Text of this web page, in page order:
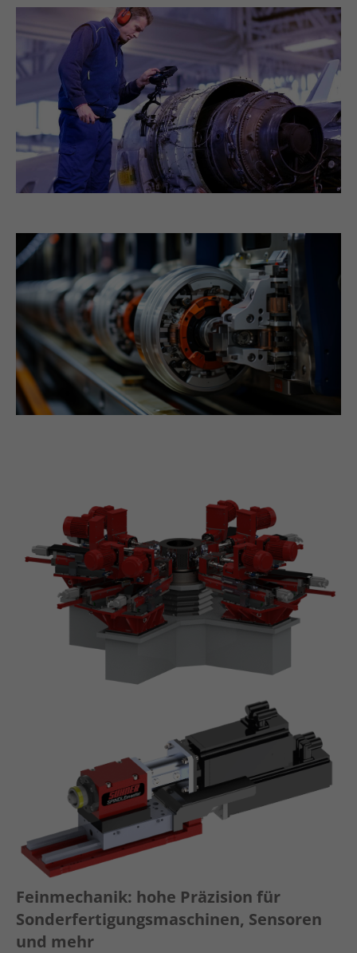
Feinmechanik: hohe Präzision für
Sonderfertigungsmaschinen, Sensoren
und mehr